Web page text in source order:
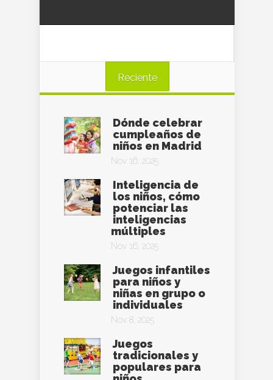
Reciente
Dónde celebrar
cumpleaños de
niños en Madrid
Nov 16, 2025
Inteligencia de
los niños, cómo
potenciar las
inteligencias
múltiples
Nov 16, 2025
Juegos infantiles
para niños y
niñas en grupo o
individuales
Nov 8, 2025
Juegos
tradicionales y
populares para